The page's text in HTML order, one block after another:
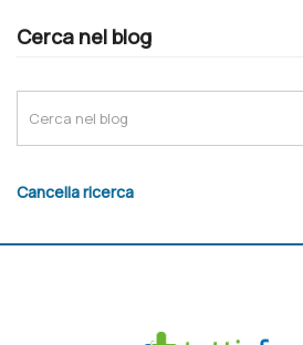
Cerca nel blog
Cancella ricerca